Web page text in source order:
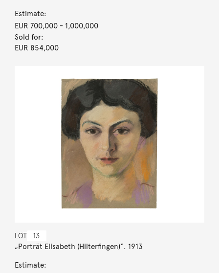
Estimate:
EUR 700,000- 1,000,000
Sold for:
EUR 854,000
LOT 13
„Porträt Elisabeth (Hilterfingen)“. 1913
Estimate: